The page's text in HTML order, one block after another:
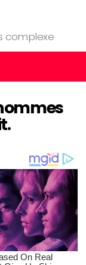
complexe